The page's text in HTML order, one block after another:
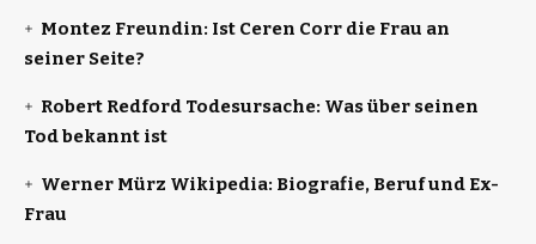
Montez Freundin: Ist Ceren Corr die Frau an
seiner Seite?
Robert Redford Todesursache: Was über seinen
Tod bekannt ist
Werner Mürz Wikipedia: Biografie, Beruf und Ex-
Frau